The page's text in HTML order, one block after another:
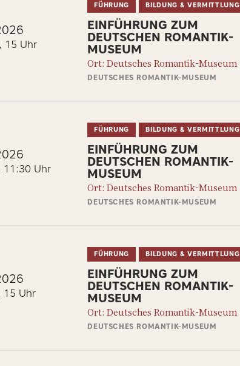
15 Uhr
FÜHRUNG BILDUNG & VERMITTLUNG
EINFÜHRUNG ZUM
DEUTSCHEN ROMANTIK-
MUSEUM
Ort: Deutsches Romantik-Museum
DEUTSCHES ROMANTIK-MUSEUM
11:30 Uhr
FÜHRUNG BILDUNG & VERMITTLUNG
EINFÜHRUNG ZUM
DEUTSCHEN ROMANTIK-
MUSEUM
Ort: Deutsches Romantik-Museum
DEUTSCHES ROMANTIK-MUSEUM
15 Uhr
FÜHRUNG BILDUNG & VERMITTLUNG
EINFÜHRUNG ZUM
DEUTSCHEN ROMANTIK-
MUSEUM
Ort: Deutsches Romantik-Museum
DEUTSCHES ROMANTIK-MUSEUM